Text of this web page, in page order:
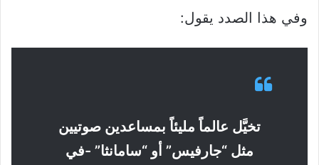
وفي هذا الصدد يقول:
تخيَّل عالماً مليئاً بمساعدين صوتيين
مثل “جارفيس” أو “سامانثا” -في